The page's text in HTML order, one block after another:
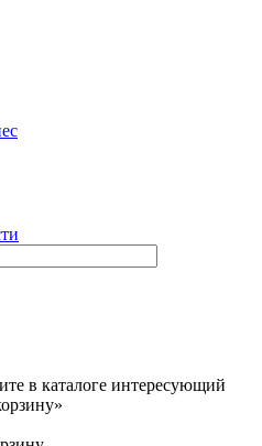
в каталоге интересующий